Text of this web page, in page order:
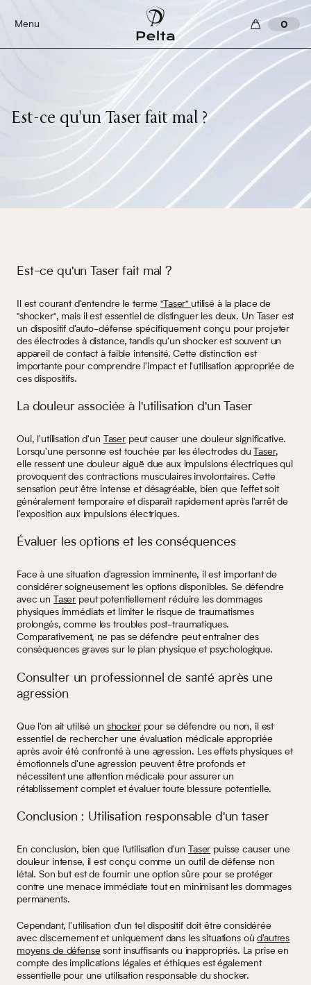
Menu 0
Est-ce qu'un Taser fait mal ?
Est-ce qu'un Taser fait mal ?
Il est courant d'entendre le terme"Taser" utilisé à la place de
"shocker", mais il est essentiel de distinguer les deux. Un Taser est
un dispositif d'auto-défense spécifiquement conçu pour projeter
des électrodes à distance, tandis qu'un shocker est souvent un
appareil de contact à faible intensité. Cette distinction est
importante pour comprendre l'impact et l'utilisation appropriée de
ces dispositifs.
La douleur associée à l'utilisation d'un Taser
Oui, l'utilisation d'un Taserpeut causer une douleur significative.
Lorsqu'une personne est touchée par les électrodes du
Taser,
elle ressent une douleur aiguë due aux impulsions électriques qui
provoquent des contractions musculaires involontaires. Cette
sensation peut être intense et désagréable, bien que l'effet soit
généralement temporaire et disparaît rapidement après l'arrêt de
l'exposition aux impulsions électriques.
Évaluer les options et les conséquences
Face à une situation d'agression imminente, il est important de
considérer soigneusement les options disponibles. Se défendre
avec un
Taser peut potentiellement réduire les dommages
physiques immédiats et limiter le risque de traumatismes
prolongés, comme les troubles post-traumatiques.
Comparativement, ne pas se défendre peut entraîner des
conséquences graves sur le plan physique et psychologique.
Consulter un professionnel de santé après une
agression
Que l'on ait utilisé un shockerpour se défendre ou non, il est
essentiel de rechercher une évaluation médicale appropriée
après avoir été confronté à une agression. Les effets physiques et
émotionnels d'une agression peuvent être profonds et
nécessitent une attention médicale pour assurer un
rétablissement complet et évaluer toute blessure potentielle.
Conclusion : Utilisation responsable d'un taser
En conclusion, bien que l'utilisation d'un Taser puisse causer une
douleur intense, il est conçu comme un outil de défense non
létal. Son but est de fournir une option sûre pour se protéger
contre une menace immédiate tout en minimisant les dommages
permanents.
Cependant, l'utilisation d'un tel dispositif doit être considérée
avec discernement et uniquement dans les situations oùd'autres
moyens de défensesont insuffisants ou inappropriés. La prise en
compte des implications légales et éthiques est également
essentielle pour une utilisation responsable du shocker.